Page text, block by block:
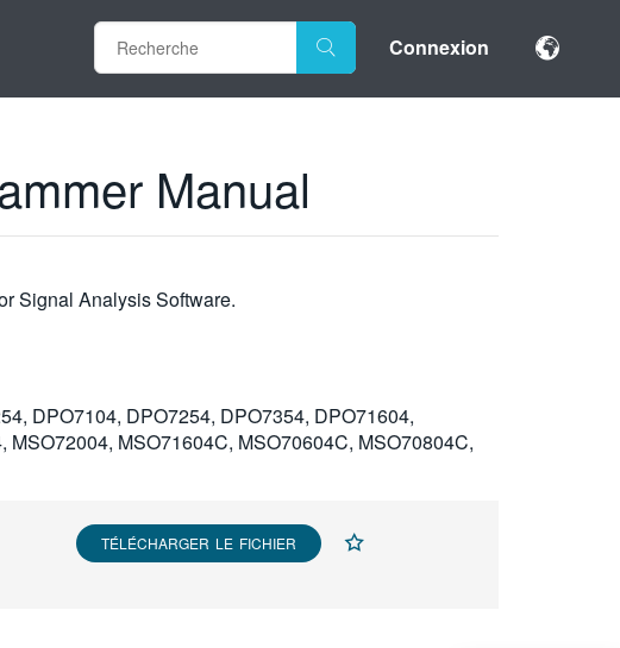
Connexion
Manual
Signal Analysis Software.
DPO7104, DPO7254, DPO7354, DPO71604,
MSO71604C, MSO70604C, MSO70804C,
TÉLÉCHARGER LE FICHIER